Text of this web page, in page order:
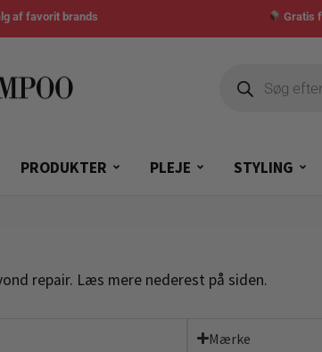
af favorit brands Gratis
PRODUKTER PLEJE STYLING
repair. Læs mere nederest på siden.
Mærke